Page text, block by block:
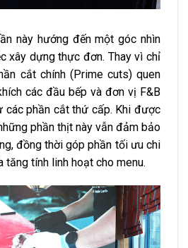
này hướng đến một góc nhìn
xây dựng thực đơn. Thay vì chỉ
cắt chính (Prime cuts) quen
các đầu bếp và đơn vị F&B
các phần cắt thứ cấp. Khi được
phần thịt này vẫn đảm bảo
đồng thời góp phần tối ưu chi
tăng tính linh hoạt cho menu.